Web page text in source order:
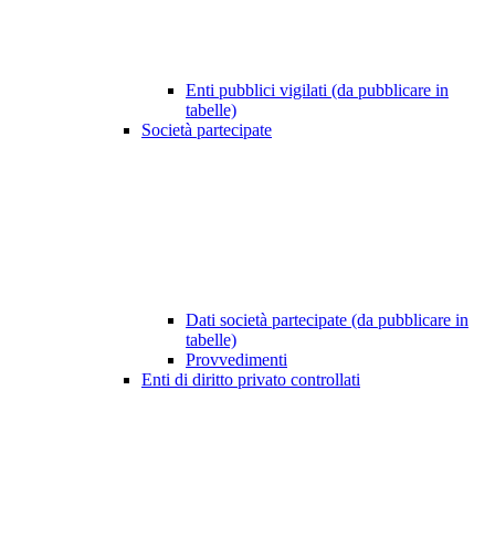
Enti pubblici vigilati (da pubblicare in
tabelle)
Società partecipate
Dati società partecipate (da pubblicare in
tabelle)
Provvedimenti
Enti di diritto privato controllati